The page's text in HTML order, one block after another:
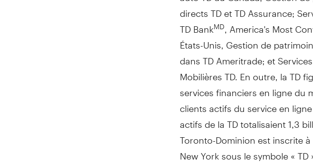
directs TD et TD Assurance;
TD BankMD , America's Most
États-Unis, Gestion de
dans TD Ameritrade; et
Mobilières TD. En outre, la TD
services financiers en ligne du
clients actifs du service en
actifs de la TD totalisaient 1,3
Toronto-Dominion est inscrite
New Yorksous le symbole « TD